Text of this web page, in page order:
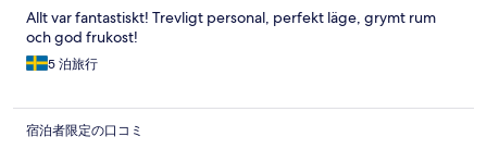
Allt var fantastiskt! Trevligt personal, perfekt läge, grymt rum
och god frukost!
5 泊旅行
宿泊者限定の口コミ